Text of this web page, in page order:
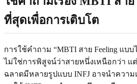
ที่สุดเพื่อการเติบโต
การใช้คำถาม “MBTI สาย Feeling แ
ไม่ใช่การพิสูจน์ว่าสายหนึ่งเหนือกว่า แ
ฉลาดมีหลายรูปแบบ INFJ อาจนำความ